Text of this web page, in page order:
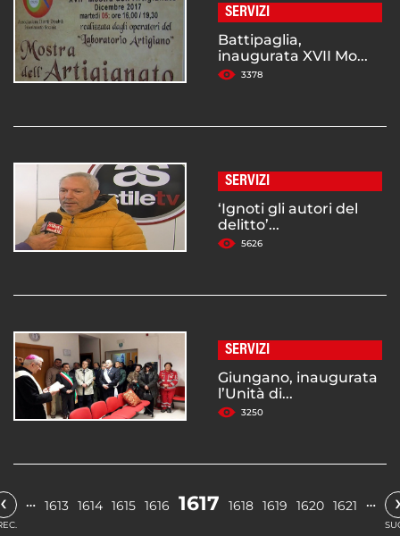
SERVIZI
Battipaglia,
inaugurata XVII Mo...
3378
SERVIZI
‘Ignoti gli autori del
delitto’...
5626
SERVIZI
Giungano, inaugurata
l’Unità di...
3250
‹ … 1613 1614 1615 1616 1617 1618 1619 1620 1621 …